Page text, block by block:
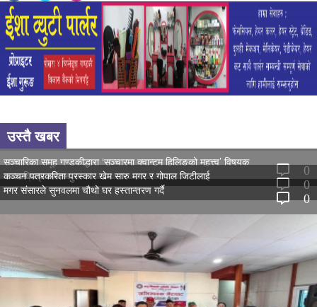
उस्तै खबर
0
सञ्चारिका समूह गण्डकीद्धारा ‘सञ्चारमा क्वान्टम हिलिङको महत्त्व’ विषयक
अन्तरक्रिया सम्पन्न
0
कञ्चन पत्रकरिता पुरस्कार खेम सारु मगर र गोपाल जिटीलाई
0
मगर संसारले सुनवलमा चौथो घर हस्तान्तरण गर्दै